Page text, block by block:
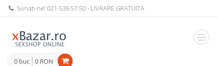
Sunati-ne!021-539.57.50- LIVRARE GRATUITA
0 buc 0 RON